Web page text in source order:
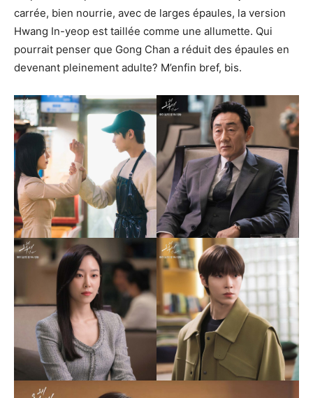
carrée, bien nourrie, avec de larges épaules, la version
Hwang In-yeop est taillée comme une allumette. Qui
pourrait penser que Gong Chan a réduit des épaules en
devenant pleinement adulte? M’enfin bref, bis.